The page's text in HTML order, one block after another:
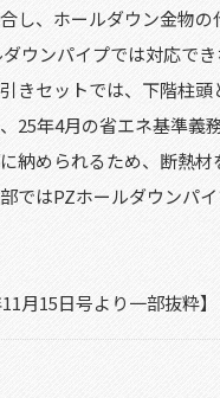
し、ホールダウン金物
ウンパイプでは対応で
きセットでは、下階柱
25年4月の省エネ基準義
納められるため、断熱
ではPZホールダウンパ
月15日号より一部抜粋】